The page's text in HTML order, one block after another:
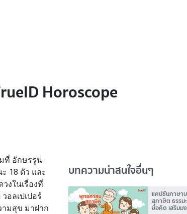
Horoscope
ที่ อักษรรูน
18 ตัว และ
งในเรื่องที่
อลเปเปอร์
ามสุข มาฝาก
บทความน่าสนใจอื่นๆ
แคปชั่นภาษา
สุภาษิต ธรรม
ข้อคิด เสริมม